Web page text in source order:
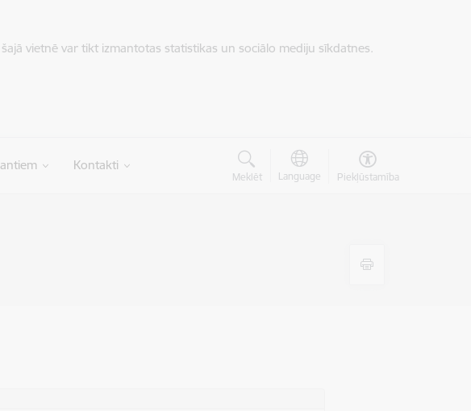
vietnē var tikt izmantotas statistikas un sociālo mediju sīkdatnes.
Kontakti
Meklēt Language Piekļūstamība